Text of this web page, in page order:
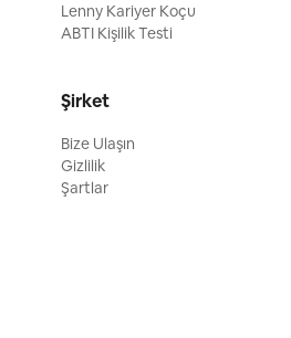
Lenny Kariyer Koçu
ABTI Kişilik Testi
Şirket
Bize Ulaşın
Gizlilik
Şartlar